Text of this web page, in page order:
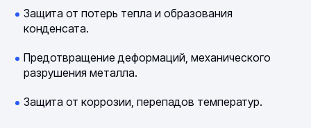
Защита от потерь тепла и образования
конденсата.
Предотвращение деформаций, механического
разрушения металла.
Защита от коррозии, перепадов температур.